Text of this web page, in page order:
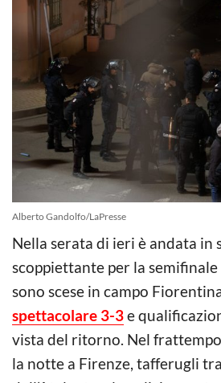
Alberto Gandolfo/LaPresse
Nella serata di ieri è andata in
scoppiettante per la
sono scese in campo
spettacolare 3-3e
vista del ritorno. Nel
la notte a Firenze, tafferugli